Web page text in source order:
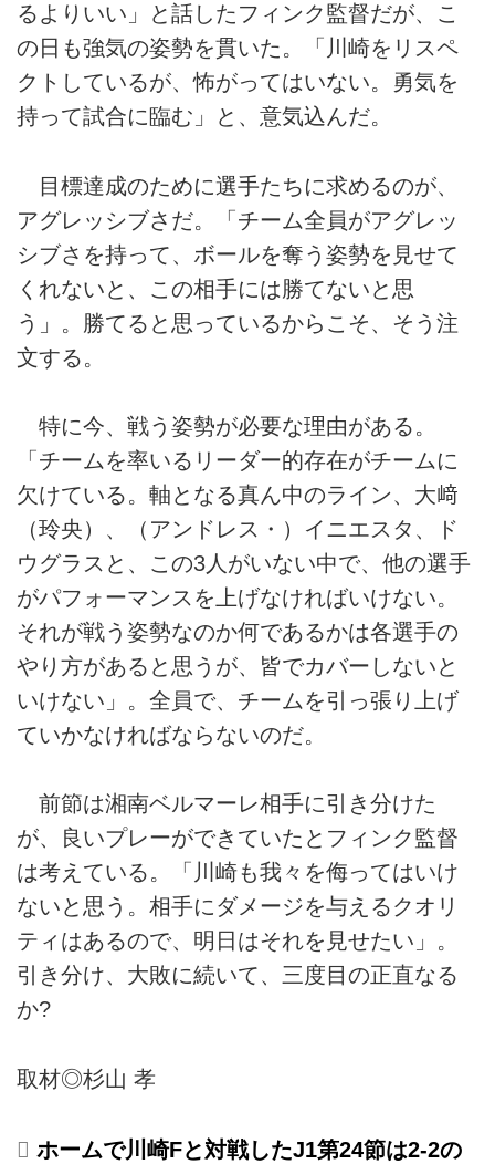
るよりいい」と話したフィンク監督だが、こ
の日も強気の姿勢を貫いた。「川崎をリスペ
クトしているが、怖がってはいない。勇気を
持って試合に臨む」と、意気込んだ。
目標達成のために選手たちに求めるのが、
アグレッシブさだ。「チーム全員がアグレッ
シブさを持って、ボールを奪う姿勢を見せて
くれないと、この相手には勝てないと思
う」。勝てると思っているからこそ、そう注
文する。
特に今、戦う姿勢が必要な理由がある。
「チームを率いるリーダー的存在がチームに
欠けている。軸となる真ん中のライン、大﨑
（玲央）、（アンドレス・）イニエスタ、ド
ウグラスと、この3人がいない中で、他の選手
がパフォーマンスを上げなければいけない。
それが戦う姿勢なのか何であるかは各選手の
やり方があると思うが、皆でカバーしないと
いけない」。全員で、チームを引っ張り上げ
ていかなければならないのだ。
前節は湘南ベルマーレ相手に引き分けた
が、良いプレーができていたとフィンク監督
は考えている。「川崎も我々を侮ってはいけ
ないと思う。相手にダメージを与えるクオリ
ティはあるので、明日はそれを見せたい」。
引き分け、大敗に続いて、三度目の正直なる
か?
取材◎杉山 孝
ホームで川崎Fと対戦したJ1第24節は2-2の